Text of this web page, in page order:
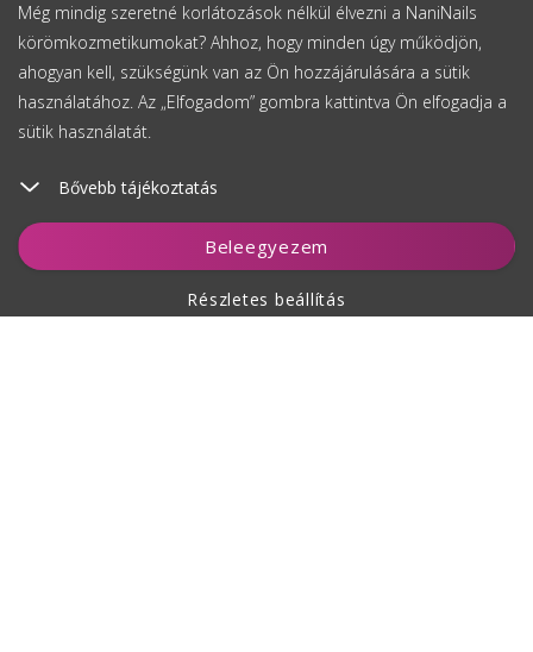
Még mindig szeretné korlátozások nélkül élvezni a NaniNails
körömkozmetikumokat? Ahhoz, hogy minden úgy működjön,
ahogyan kell, szükségünk van az Ön hozzájárulására a sütik
használatához. Az „Elfogadom” gombra kattintva Ön elfogadja a
sütik használatát.
Bővebb tájékoztatás
Beleegyezem
Részletes beállítás
Figyelés